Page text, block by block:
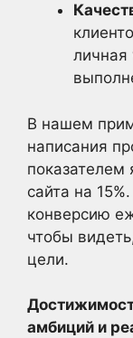
личная
В нашем
написания
показателем
сайта на
конверсию
чтобы
цели.
амбиций и